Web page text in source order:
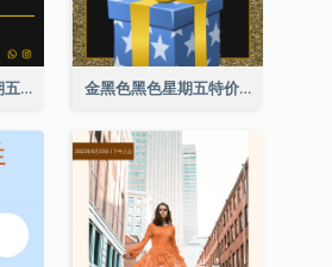
黄色大气球黑色星期五特价海报 金黑色黑色星期五特价海报